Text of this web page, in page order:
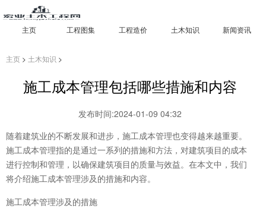
主页 工程图集 工程造价 土木知识 新闻资讯
主页 > 土木知识 >
施工成本管理包括哪些措施和内容
发布时间:2024-01-09 04:32
随着建筑业的不断发展和进步，施工成本管理也变得越来越重要。
施工成本管理指的是通过一系列的措施和方法，对建筑项目的成本
进行控制和管理，以确保建筑项目的质量与效益。在本文中，我们
将介绍施工成本管理涉及的措施和内容。
施工成本管理涉及的措施